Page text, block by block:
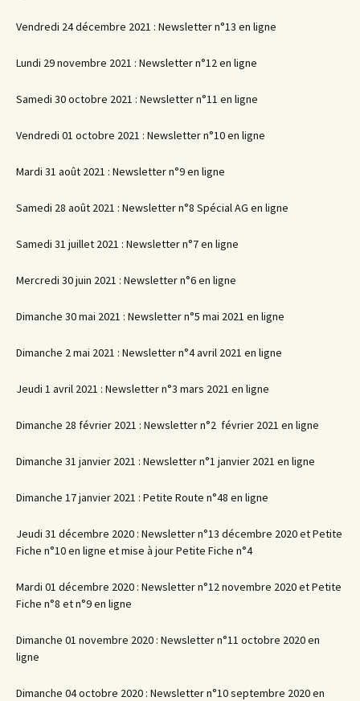
Vendredi 24 décembre 2021 : Newsletter n°13 en ligne
Lundi 29 novembre 2021 : Newsletter n°12 en ligne
Samedi 30 octobre 2021 : Newsletter n°11 en ligne
Vendredi 01 octobre 2021 : Newsletter n°10 en ligne
Mardi 31 août 2021 : Newsletter n°9 en ligne
Samedi 28 août 2021 : Newsletter n°8 Spécial AG en ligne
Samedi 31 juillet 2021 : Newsletter n°7 en ligne
Mercredi 30 juin 2021 : Newsletter n°6 en ligne
Dimanche 30 mai 2021 : Newsletter n°5 mai 2021 en ligne
Dimanche 2 mai 2021 : Newsletter n°4 avril 2021 en ligne
Jeudi 1 avril 2021 : Newsletter n°3 mars 2021 en ligne
Dimanche 28 février 2021 : Newsletter n°2 février 2021 en ligne
Dimanche 31 janvier 2021 : Newsletter n°1 janvier 2021 en ligne
Dimanche 17 janvier 2021 : Petite Route n°48 en ligne
Jeudi 31 décembre 2020 : Newsletter n°13 décembre 2020 et Petite
Fiche n°10 en ligne et mise à jour Petite Fiche n°4
Mardi 01 décembre 2020 : Newsletter n°12 novembre 2020 et Petite
Fiche n°8 et n°9 en ligne
Dimanche 01 novembre 2020 : Newsletter n°11 octobre 2020 en
ligne
Dimanche 04 octobre 2020 : Newsletter n°10 septembre 2020 en